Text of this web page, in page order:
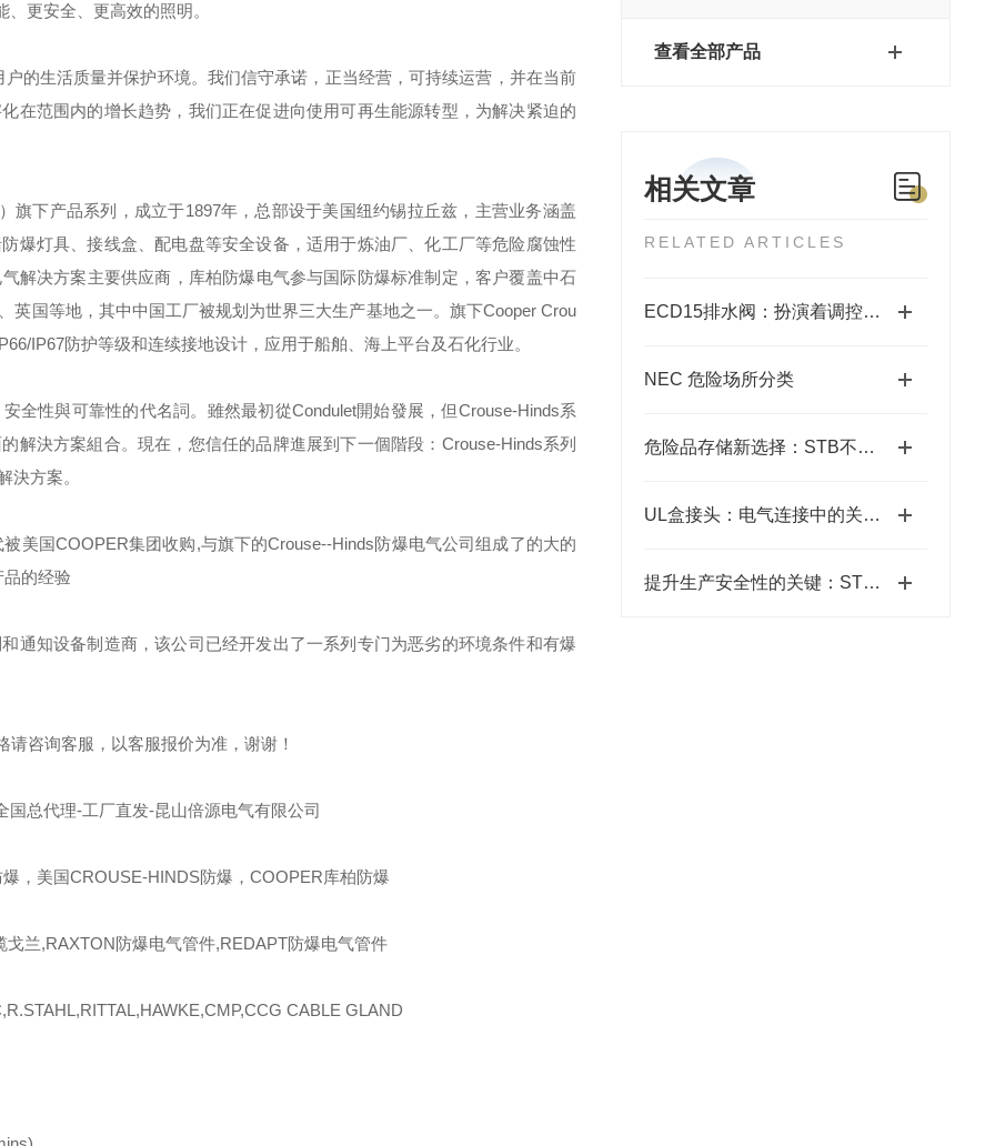
查看全部产品
相关文章
RELATED ARTICLES
ECD15排水阀：扮演着调控和保障排水通畅的重要角色
NEC 危险场所分类
危险品存储新选择：STB不锈钢防爆箱
UL盒接头：电气连接中的关键部件
提升生产安全性的关键：STB不锈钢防爆箱的应用
更安全、更高效的照明。
的生活质量并保护环境。我们信守承诺，正当经营，可持续运营，并在当前
在范围内的增长趋势，我们正在促进向使用可再生能源转型，为解决紧迫的
旗下产品系列，成立于1897年，总部设于美国纽约锡拉丘兹，主营业务涵盖
爆灯具、接线盒、配电盘等安全设备，适用于炼油厂、化工厂等危险腐蚀性
解决方案主要供应商，库柏防爆电气参与国际防爆标准制定，客户覆盖中石
英国等地，其中中国工厂被规划为世界三大生产基地之一。旗下Cooper Crou
IP67防护等级和连续接地设计，应用于船舶、海上平台及石化行业。
全性與可靠性的代名詞。雖然最初從Condulet開始發展，但Crouse-Hinds系
解決方案組合。現在，您信任的品牌進展到下一個階段： Crouse-Hinds系列
決方案。
被美国COOPER集团收购,与旗下的Crouse--Hinds防爆电气公司组成了的大的
的经验
通知设备制造商，该公司已经开发出了一系列专门为恶劣的环境条件和有爆
请咨询客服，以客服报价为准，谢谢！
国总代理-工厂直发-昆山倍源电气有限公司
，美国CROUSE-HINDS防爆，COOPER库柏防爆
兰,RAXTON防爆电气管件,REDAPT防爆电气管件
CABLE GLAND